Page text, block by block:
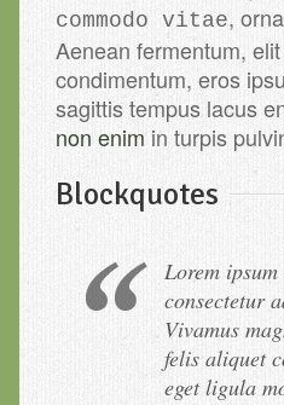
commodo vitae,
Aenean fermentum,
condimentum, eros
sagittis tempus lacus
non enimin turpis
Blockquotes
Lorem
consectetur
Vivamus
felis aliquet
eget ligula